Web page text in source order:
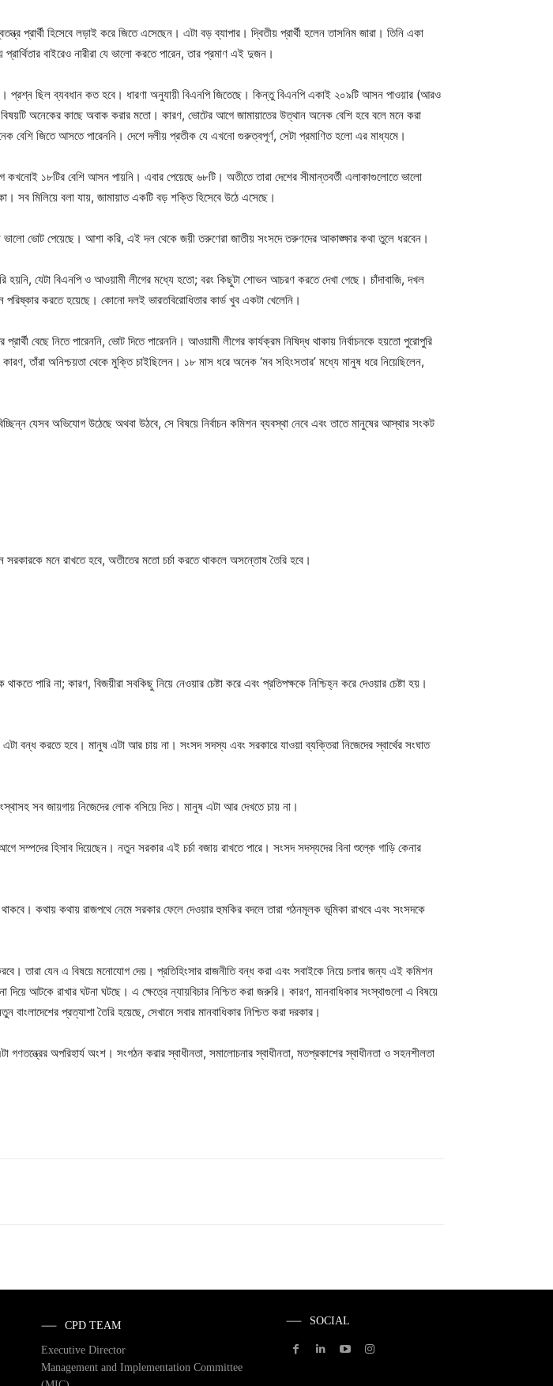
প্রার্থী হিসেবে লড়াই করে জিতে এসেছেন। এটা বড় ব্যাপার। দ্বিতীয় প্রার্থী হলেন তাসনিম জারা। তিনি একা
বাইরেও নারীরা যে ভালো করতে পারেন, তার প্রমাণ এই দুজন।
প্রশ্ন ছিল ব্যবধান কত হবে। ধারণা অনুযায়ী বিএনপি জিতেছে। কিন্তু বিএনপি একাই ২০৯টি আসন পাওয়ার (আরও
অনেকের কাছে অবাক করার মতো। কারণ, ভোটের আগে জামায়াতের উত্থান অনেক বেশি হবে বলে মনে করা
বেশি জিতে আসতে পারেননি। দেশে দলীয় প্রতীক যে এখনো গুরুত্বপূর্ণ, সেটা প্রমাণিত হলো এর মাধ্যমে।
১৮টির বেশি আসন পায়নি। এবার পেয়েছে ৬৮টি। অতীতে তারা দেশের সীমান্তবর্তী এলাকাগুলোতে ভালো
সব মিলিয়ে বলা যায়, জামায়াত একটি বড় শক্তি হিসেবে উঠে এসেছে।
ভোট পেয়েছে। আশা করি, এই দল থেকে জয়ী তরুণেরা জাতীয় সংসদে তরুণদের আকাঙ্ক্ষার কথা তুলে ধরবেন।
হয়নি, যেটা বিএনপি ও আওয়ামী লীগের মধ্যে হতো; বরং কিছুটা শোভন আচরণ করতে দেখা গেছে। চাঁদাবাজি, দখল
করতে হয়েছে। কোনো দলই ভারতবিরোধিতার কার্ড খুব একটা খেলেনি।
বেছে নিতে পারেননি, ভোট দিতে পারেননি। আওয়ামী লীগের কার্যক্রম নিষিদ্ধ থাকায় নির্বাচনকে হয়তো পুরোপুরি
তাঁরা অনিশ্চয়তা থেকে মুক্তি চাইছিলেন। ১৮ মাস ধরে অনেক ‘মব সহিংসতার’ মধ্যে মানুষ ধরে নিয়েছিলেন,
যেসব অভিযোগ উঠেছে অথবা উঠবে, সে বিষয়ে নির্বাচন কমিশন ব্যবস্থা নেবে এবং তাতে মানুষের আস্থার সংকট
মনে রাখতে হবে, অতীতের মতো চর্চা করতে থাকলে অসন্তোষ তৈরি হবে।
পারি না; কারণ, বিজয়ীরা সবকিছু নিয়ে নেওয়ার চেষ্টা করে এবং প্রতিপক্ষকে নিশ্চিহ্ন করে দেওয়ার চেষ্টা হয়।
বন্ধ করতে হবে। মানুষ এটা আর চায় না। সংসদ সদস্য এবং সরকারে যাওয়া ব্যক্তিরা নিজেদের স্বার্থের সংঘাত
সব জায়গায় নিজেদের লোক বসিয়ে দিত। মানুষ এটা আর দেখতে চায় না।
সম্পদের হিসাব দিয়েছেন। নতুন সরকার এই চর্চা বজায় রাখতে পারে। সংসদ সদস্যদের বিনা শুল্কে গাড়ি কেনার
কথায় কথায় রাজপথে নেমে সরকার ফেলে দেওয়ার হুমকির বদলে তারা গঠনমূলক ভূমিকা রাখবে এবং সংসদকে
তারা যেন এ বিষয়ে মনোযোগ দেয়। প্রতিহিংসার রাজনীতি বন্ধ করা এবং সবাইকে নিয়ে চলার জন্য এই কমিশন
আটকে রাখার ঘটনা ঘটছে। এ ক্ষেত্রে ন্যায়বিচার নিশ্চিত করা জরুরি। কারণ, মানবাধিকার সংস্থাগুলো এ বিষয়ে
প্রত্যাশা তৈরি হয়েছে, সেখানে সবার মানবাধিকার নিশ্চিত করা দরকার।
অপরিহার্য অংশ। সংগঠন করার স্বাধীনতা, সমালোচনার স্বাধীনতা, মতপ্রকাশের স্বাধীনতা ও সহনশীলতা
CPD TEAM
Executive Director
Management and Implementation Committee
SOCIAL